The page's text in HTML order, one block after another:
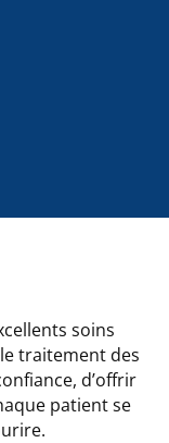
soins
traitement des
d’offrir
patient se